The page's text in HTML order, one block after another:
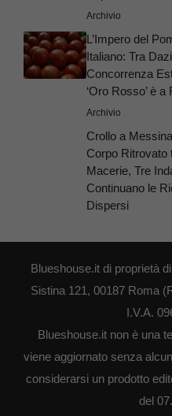
Archivio
L’Impero del
Italiano: Tra
Concorrenza
‘Oro Rosso’ è
Archivio
Crollo a
Corpo Ritrovato
Macerie, Tre
Continuano le
Dispersi
Blueshouse.it di proprietà
Sistina 121, 00187 Roma
I.V.A.
Blueshouse.it non è una
viene aggiornato senza
considerarsi un prodotto
del